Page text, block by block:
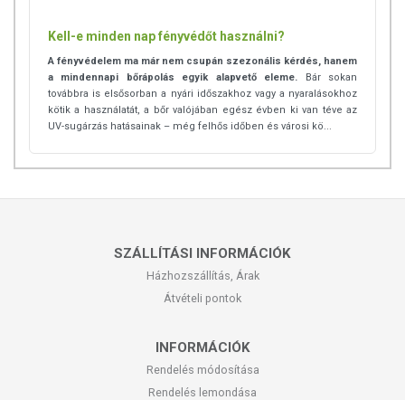
Kell-e minden nap fényvédőt használni?
A fényvédelem ma már nem csupán szezonális kérdés, hanem
a mindennapi bőrápolás egyik alapvető eleme.
Bár sokan
továbbra is elsősorban a nyári időszakhoz vagy a nyaralásokhoz
kötik a használatát, a bőr valójában egész évben ki van téve az
UV-sugárzás hatásainak – még felhős időben és városi kö...
SZÁLLÍTÁSI INFORMÁCIÓK
Házhozszállítás, Árak
Átvételi pontok
INFORMÁCIÓK
Rendelés módosítása
Rendelés lemondása